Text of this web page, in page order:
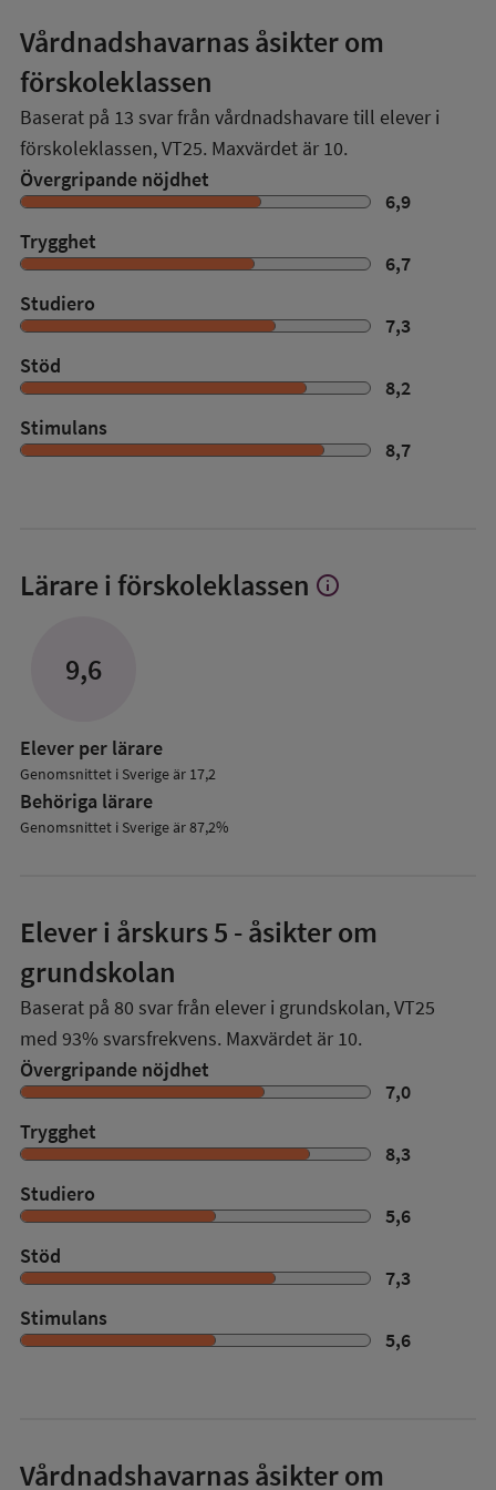
Vårdnadshavarnas åsikter om
förskoleklassen
Baserat på 13 svar från vårdnadshavare till elever i
förskoleklassen,VT25. Maxvärdet är 10.
Övergripande nöjdhet
6,9
Trygghet
6,7
Studiero
7,3
Stöd
8,2
Stimulans
8,7
Lärare i förskoleklassen Visa
info
9,6
Elever per lärare
Genomsnittet i Sverige är 17,2
Behöriga lärare
Genomsnittet i Sverige är 87,2%
Elever i årskurs 5 - åsikter om
grundskolan
Baserat på 80 svar från elever i grundskolan,VT25
med 93% svarsfrekvens. Maxvärdet är 10.
Övergripande nöjdhet
7,0
Trygghet
8,3
Studiero
5,6
Stöd
7,3
Stimulans
5,6
Vårdnadshavarnas åsikter om